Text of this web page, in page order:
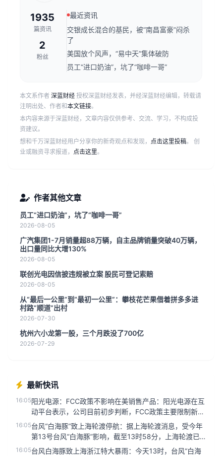
者社区，关注资本市场、公司价
值、财经传媒行业，是国内领先的
财经新媒体。
1935
篇资讯
2
粉丝
最近资讯
交银成长混合的基民，被“南昌富豪”闷杀
了
美国放个风声，“易中天”集体破防
员工“进口奶油”，坑了“咖啡一哥”
本文系作者 深蓝财经 授权深蓝财经发表，并经深蓝财经编辑，转载请
注明出处、作者和本文链接。
本内容来源于深蓝财经，文章内容仅供参考、交流、学习，不构成投
资建议。
想和千万深蓝财经用户分享你的新奇观点和发现， 点击这里投稿。 创
业或融资寻求报道， 点击这里。
作者其他文章
员工“进口奶油”，坑了“咖啡一哥”
2026-08-05
广汽集团1-7月销量超88万辆，自主品牌销量突破40万辆，
出口量同比大增130%
2026-08-05
联创光电因信披违规被立案 股民可登记索赔
2026-08-05
从“最后一公里”到“最初一公里”：攀枝花芒果借着拼多多进
村路“顺道”出村
2026-07-30
杭州六小龙第一股，三个月跌没了700亿
2026-07-29
最新快讯
16:05阳光电源：FCC政策不影响在美销售产品：阳光电源在互
动平台表示，公司目前初步判断，FCC政策主要限制新产
品认证，不影响已...
16:05台风“白海豚”致上海轮渡停航：据上海轮渡消息，受今年
第13号台风“白海豚”影响，截至13时58分，上海轮渡已
全面停止运营...
16:05台风白海豚致上海浙江特大暴雨：今天13时，台风“白海